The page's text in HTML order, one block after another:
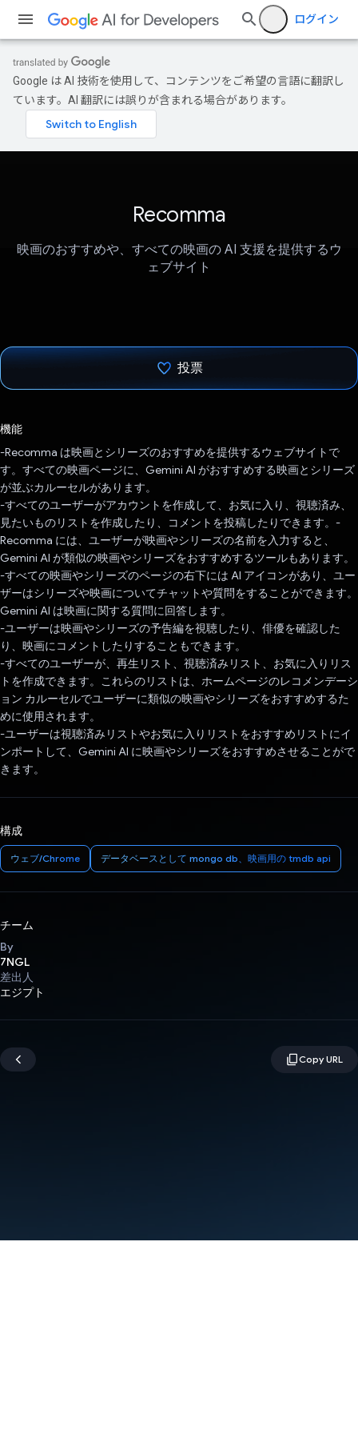
ログイン
Google は AI 技術を使用して、コンテンツをご希望の言語に翻訳し
ています。AI 翻訳には誤りが含まれる場合があります。
Recomma
映画のおすすめや、すべての映画の AI 支援を提供するウ
ェブサイト
投票
機能
-Recomma は映画とシリーズのおすすめを提供するウェブサイトで
す。すべての映画ページに、Gemini AI がおすすめする映画とシリーズ
が並ぶカルーセルがあります。
-すべてのユーザーがアカウントを作成して、お気に入り、視聴済み、
見たいものリストを作成したり、コメントを投稿したりできます。-
Recomma には、ユーザーが映画やシリーズの名前を入力すると、
Gemini AI が類似の映画やシリーズをおすすめするツールもあります。
-すべての映画やシリーズのページの右下には AI アイコンがあり、ユー
ザーはシリーズや映画についてチャットや質問をすることができます。
Gemini AI は映画に関する質問に回答します。
-ユーザーは映画やシリーズの予告編を視聴したり、俳優を確認した
り、映画にコメントしたりすることもできます。
-すべてのユーザーが、再生リスト、視聴済みリスト、お気に入りリス
トを作成できます。これらのリストは、ホームページのレコメンデーシ
ョン カルーセルでユーザーに類似の映画やシリーズをおすすめするた
めに使用されます。
-ユーザーは視聴済みリストやお気に入りリストをおすすめリストにイ
ンポートして、Gemini AI に映画やシリーズをおすすめさせることがで
きます。
構成
ウェブ/Chrome データベースとして mongo db、映画用の tmdb api
チーム
By
7NGL
差出人
エジプト